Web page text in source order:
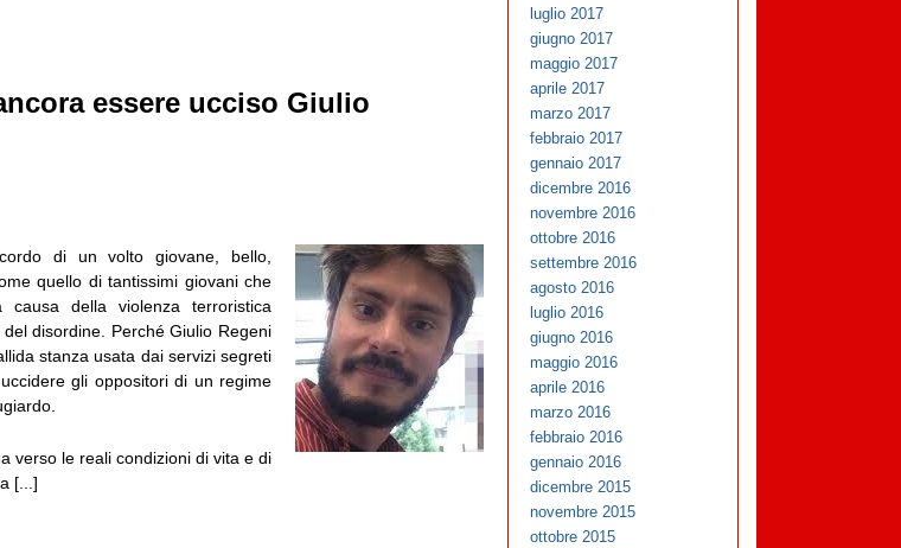
essere ucciso Giulio
di un volto giovane, bello,
quello di tantissimi giovani che
della violenza terroristica
disordine. Perché Giulio Regeni
stanza usata dai servizi segreti
gli oppositori di un regime
verso le reali condizioni di vita e di
[...]
luglio 2017
giugno 2017
maggio 2017
aprile 2017
marzo 2017
febbraio 2017
gennaio 2017
dicembre 2016
novembre 2016
ottobre 2016
settembre 2016
agosto 2016
luglio 2016
giugno 2016
maggio 2016
aprile 2016
marzo 2016
febbraio 2016
gennaio 2016
dicembre 2015
novembre 2015
ottobre 2015